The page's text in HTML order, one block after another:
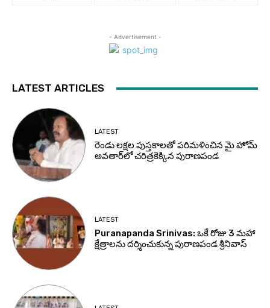
- Advertisement -
LATEST ARTICLES
LATEST
రెండు లక్షల పుస్తకాలతో పరిమళించిన మై హోమ్
అవతార్‌లో చరిత్రకెక్కిన పురాణపండ
LATEST
Puranapanda Srinivas: ఒకే రోజు 3 మహా
క్షేత్రాలను దర్శించుకున్న పురాణపండ శ్రీనివాస్